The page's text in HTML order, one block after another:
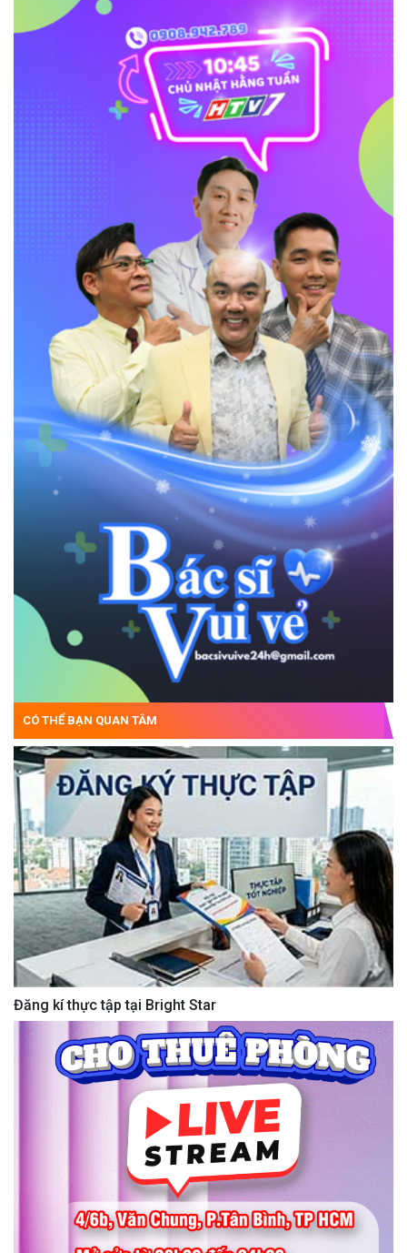
CÓ THỂ BẠN QUAN TÂM
Đăng kí thực tập tại Bright Star